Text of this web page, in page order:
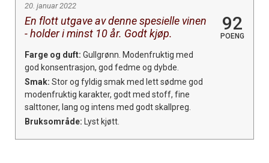
20. januar 2022
En flott utgave av denne spesielle vinen
- holder i minst 10 år. Godt kjøp.
92
POENG
Farge og duft: Gullgrønn. Modenfruktig med
god konsentrasjon, god fedme og dybde.
Smak: Stor og fyldig smak med lett sødme god
modenfruktig karakter, godt med stoff, fine
salttoner, lang og intens med godt skallpreg.
Bruksområde: Lyst kjøtt.